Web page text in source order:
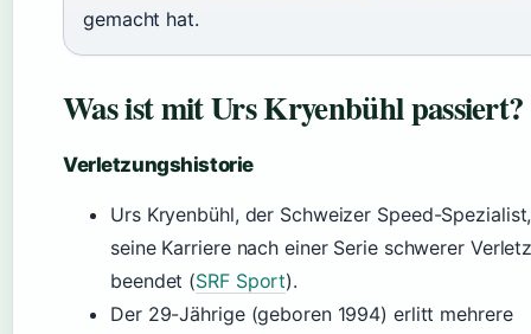
gemacht hat.
Was ist mit Urs Kryenbühl passiert?
Verletzungshistorie
Urs Kryenbühl, der Schweizer Speed-
seine Karriere nach einer Serie schwerer
beendet (SRF Sport).
Der 29-Jährige (geboren 1994) erlitt mehrere